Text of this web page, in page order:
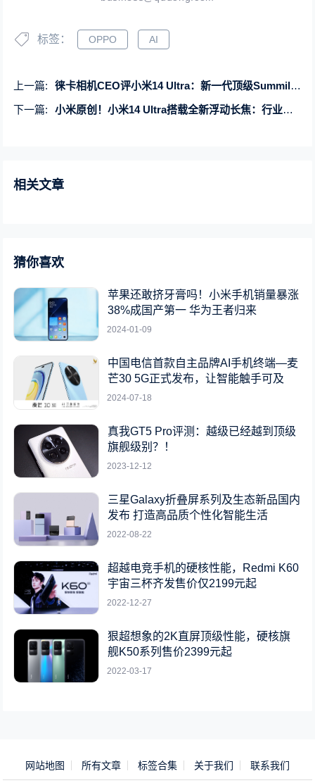
标签： OPPO AI
上一篇:
徕卡相机CEO评小米14 Ultra：新一代顶级Summilux镜头
下一篇:
小米原创！小米14 Ultra搭载全新浮动长焦：行业最强
相关文章
猜你喜欢
苹果还敢挤牙膏吗！小米手机销量暴涨
38%成国产第一 华为王者归来
2024-01-09
中国电信首款自主品牌AI手机终端—麦
芒30 5G正式发布，让智能触手可及
2024-07-18
真我GT5 Pro评测：越级已经越到顶级
旗舰级别？！
2023-12-12
三星Galaxy折叠屏系列及生态新品国内
发布 打造高品质个性化智能生活
2022-08-22
超越电竞手机的硬核性能，Redmi K60
宇宙三杯齐发售价仅2199元起
2022-12-27
狠超想象的2K直屏顶级性能，硬核旗
舰K50系列售价2399元起
2022-03-17
网站地图 所有文章 标签合集 关于我们 联系我们